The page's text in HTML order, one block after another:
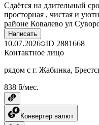
Сдаётся на длительный
просторная , чистая и
районе Ковалево ул
Написать
10.07.2026 ID 2881668
Контактное лицо
рядом с г. Жабинка,
838 ƃ/мес.
Конвертер валют